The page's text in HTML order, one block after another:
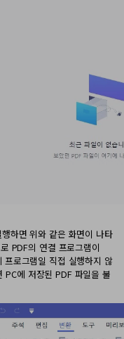
하면 위와 같은 화면이 나타
PDF의 연결 프로그램이
로그램일 직접 실행하지 않
PC에 저장된 PDF 파일을 불